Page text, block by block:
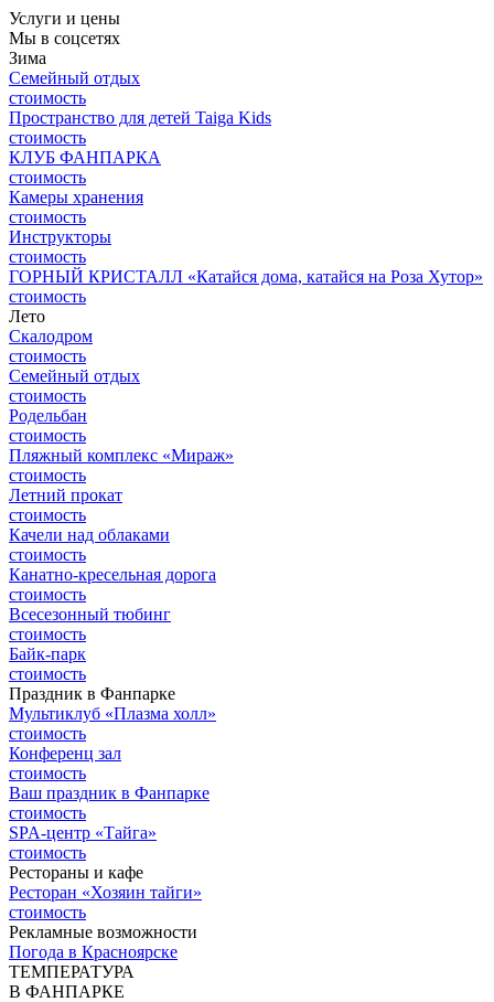
Услуги и цены
Мы в соцсетях
Зима
Семейный отдых
стоимость
Пространство для детей Taiga Kids
стоимость
КЛУБ ФАНПАРКА
стоимость
Камеры хранения
стоимость
Инструкторы
стоимость
ГОРНЫЙ КРИСТАЛЛ «Катайся дома, катайся на Роза Хутор»
стоимость
Лето
Скалодром
стоимость
Семейный отдых
стоимость
Родельбан
стоимость
Пляжный комплекс «Мираж»
стоимость
Летний прокат
стоимость
Качели над облаками
стоимость
Канатно-кресельная дорога
стоимость
Всесезонный тюбинг
стоимость
Байк-парк
стоимость
Праздник в Фанпарке
Мультиклуб «Плазма холл»
стоимость
Конференц зал
стоимость
Ваш праздник в Фанпарке
стоимость
SPA-центр «Тайга»
стоимость
Рестораны и кафе
Ресторан «Хозяин тайги»
стоимость
Рекламные возможности
Погода в Красноярске
ТЕМПЕРАТУРА
В ФАНПАРКЕ